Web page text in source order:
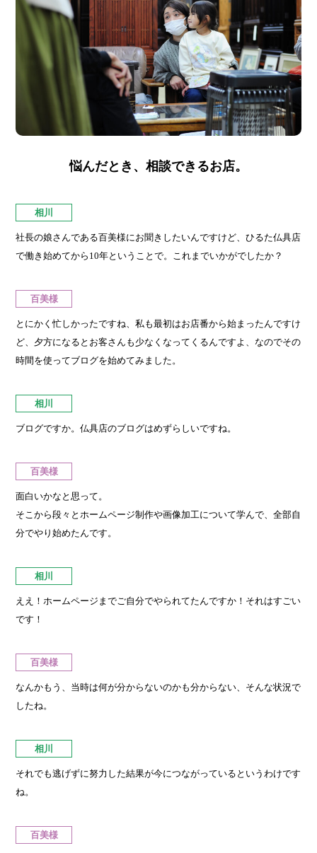
悩んだとき、相談できるお店。
相川
社長の娘さんである百美様にお聞きしたいんですけど、ひるた仏具店
で働き始めてから10年ということで。これまでいかがでしたか？
百美様
とにかく忙しかったですね、私も最初はお店番から始まったんですけ
ど、夕方になるとお客さんも少なくなってくるんですよ、なのでその
時間を使ってブログを始めてみました。
相川
ブログですか。仏具店のブログはめずらしいですね。
百美様
面白いかなと思って。
そこから段々とホームページ制作や画像加工について学んで、全部自
分でやり始めたんです。
相川
ええ！ホームページまでご自分でやられてたんですか！それはすごい
です！
百美様
なんかもう、当時は何が分からないのかも分からない、そんな状況で
したね。
相川
それでも逃げずに努力した結果が今につながっているというわけです
ね。
百美様